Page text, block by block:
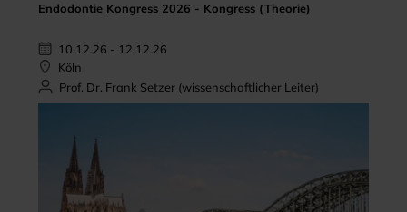
Endodontie Kongress 2026 - Kongress (Theorie)
10.12.26 - 12.12.26
Köln
Prof. Dr. Frank Setzer (wissenschaftlicher Leiter)